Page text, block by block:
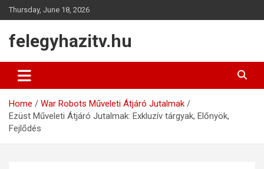
Skip
to
Thursday, June 18, 2026
felegyhazitv.hu
Home
War Robots Műveleti Átjáró Jutalmak
Ezüst Műveleti Átjáró Jutalmak: Exkluzív tárgyak, Előnyök,
Fejlődés